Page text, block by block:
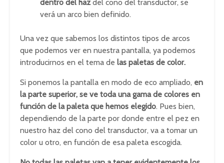
dentro del hazdel cono del transductor, se
verá un arco bien definido.
Una vez que sabemos los distintos tipos de arcos
que podemos ver en nuestra pantalla, ya podemos
introducirnos en el tema de las paletas de color.
Si ponemos la pantalla en modo de eco ampliado, en
la parte superior, se ve toda una gama de colores en
función de la paleta que hemos elegido. Pues bien,
dependiendo de la parte por donde entre el pez en
nuestro haz del cono del transductor, va a tomar un
color u otro, en función de esa paleta escogida.